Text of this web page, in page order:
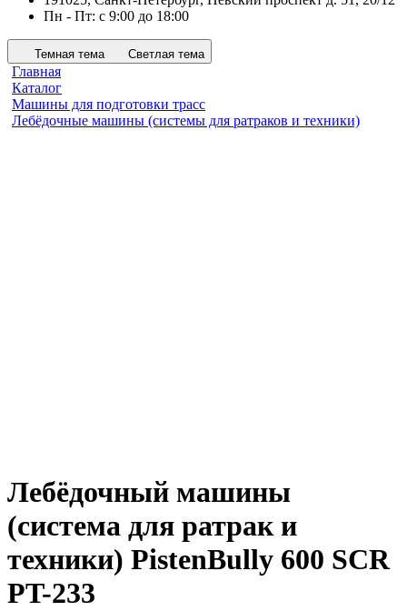
Пн - Пт: с 9:00 до 18:00
Темная тема Светлая тема
Главная
Каталог
Машины для подготовки трасс
Лебёдочные машины (системы для ратраков и техники)
Лебёдочный машины
(система для ратрак и
техники) PistenBully 600 SCR
PT-233